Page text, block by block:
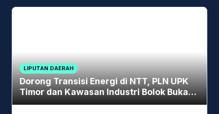
LIPUTAN DAERAH
Dorong Transisi Energi di NTT, PLN UPK
Timor dan Kawasan Industri Bolok Buka
Peluang Investasi Woodchip untuk